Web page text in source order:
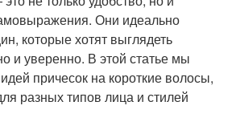
Они идеально
которые хотят выглядеть
и уверенно. В этой статье мы
причесок на короткие волосы,
разных типов лица и стилей